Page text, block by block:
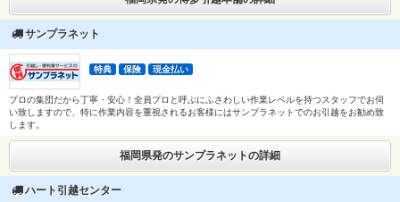
サンプラネット
特典 保険 現金払い
プロの集団だから丁寧・安心！全員プロと呼ぶにふさわしい作業レベルを持つスタッフでお伺
い致しますので、特に作業内容を重視されるお客様にはサンプラネットでのお引越をお勧め致
します。
福岡県発のサンプラネットの詳細
ハート引越センター